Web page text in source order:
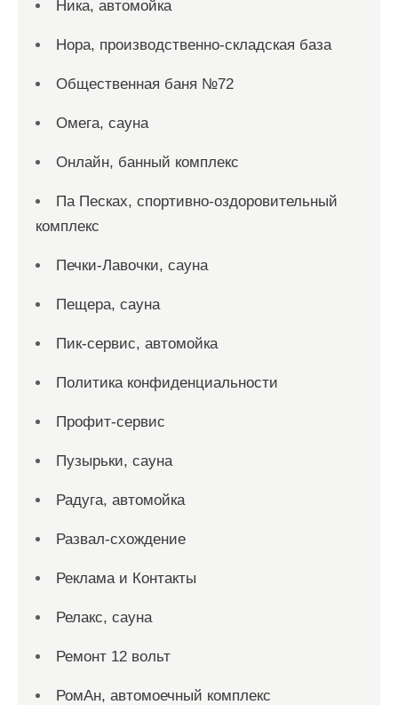
Ника, автомойка
Нора, производственно-складская база
Общественная баня №72
Омега, сауна
Онлайн, банный комплекс
Па Песках, спортивно-оздоровительный
комплекс
Печки-Лавочки, сауна
Пещера, сауна
Пик-сервис, автомойка
Политика конфиденциальности
Профит-сервис
Пузырьки, сауна
Радуга, автомойка
Развал-схождение
Реклама и Контакты
Релакс, сауна
Ремонт 12 вольт
РомАн, автомоечный комплекс